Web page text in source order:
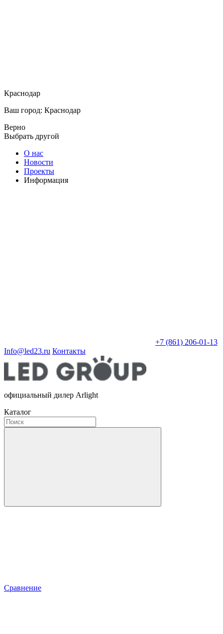
Краснодар
Ваш город: Краснодар
Верно
Выбрать другой
О нас
Новости
Проекты
Информация
+7 (861) 206-01-13
Info@led23.ru Контакты
официальный дилер Arlight
Каталог
Сравнение